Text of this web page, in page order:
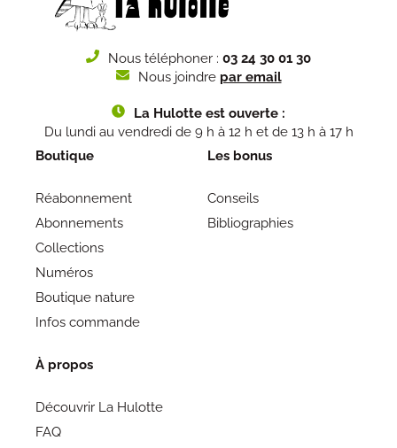
Nous téléphoner : 03 24 30 01 30
Nous joindre par email
La Hulotte est ouverte :
Du lundi au vendredi de 9 h à 12 h et de 13 h à 17 h
Boutique
Réabonnement
Abonnements
Collections
Numéros
Boutique nature
Infos commande
Les bonus
Conseils
Bibliographies
À propos
Découvrir La Hulotte
FAQ